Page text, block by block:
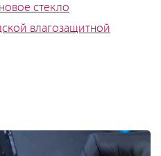
стекло
влагозащитной